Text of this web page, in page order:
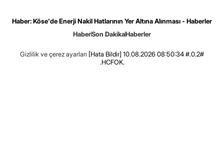
Haber: Köse'de Enerji Nakil Hatlarının Yer Altına Alınması - Haberler
HaberSon DakikaHaberler
Gizlilik ve çerez ayarları [Hata Bildir] 10.08.2026 08:50:34 #.0.2#
.HCFOK.